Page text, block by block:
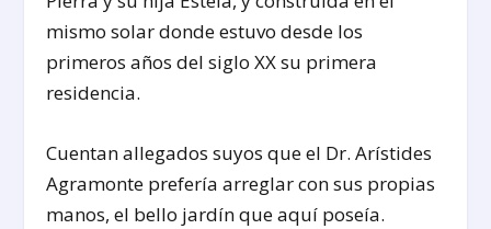
mismo solar donde estuvo desde los
primeros años del siglo XX su primera
residencia.
Cuentan allegados suyos que el Dr. Arístides
Agramonte prefería arreglar con sus propias
manos, el bello jardín que aquí poseía.